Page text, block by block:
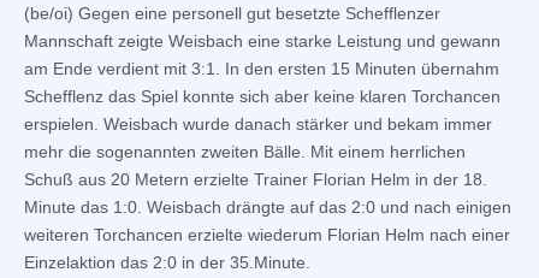
(be/oi) Gegen eine personell gut besetzte Schefflenzer
Mannschaft zeigte Weisbach eine starke Leistung und gewann
am Ende verdient mit 3:1. In den ersten 15 Minuten übernahm
Schefflenz das Spiel konnte sich aber keine klaren Torchancen
erspielen. Weisbach wurde danach stärker und bekam immer
mehr die sogenannten zweiten Bälle. Mit einem herrlichen
Schuß aus 20 Metern erzielte Trainer Florian Helm in der 18.
Minute das 1:0. Weisbach drängte auf das 2:0 und nach einigen
weiteren Torchancen erzielte wiederum Florian Helm nach einer
Einzelaktion das 2:0 in der 35.Minute.